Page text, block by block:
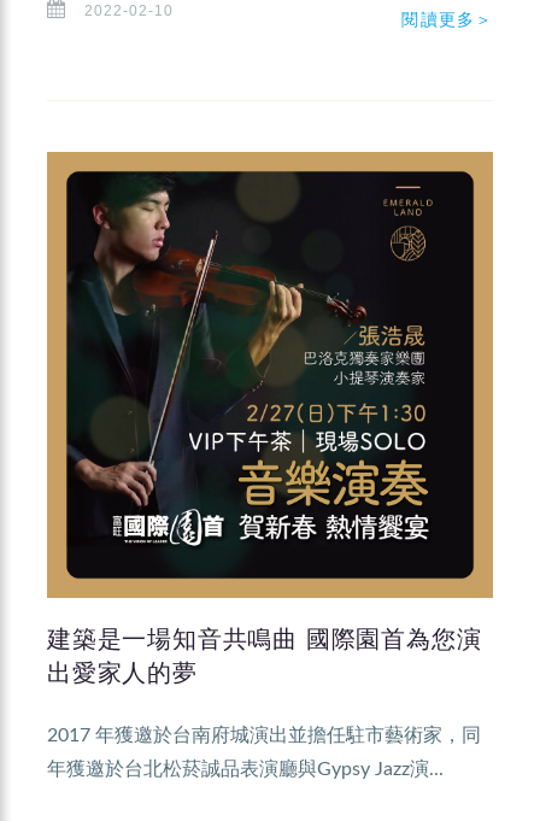
2022-02-10 閱讀更多＞
建築是一場知音共鳴曲 國際園首為您演
出愛家人的夢
2017 年獲邀於台南府城演出並擔任駐市藝術家，同
年獲邀於台北松菸誠品表演廳與Gypsy Jazz演...